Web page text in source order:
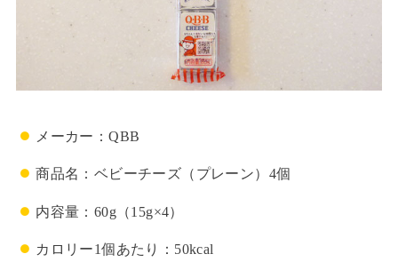
メーカー：QBB
商品名：ベビーチーズ（プレーン）4個
内容量：60g（15g×4）
カロリー1個あたり：50kcal